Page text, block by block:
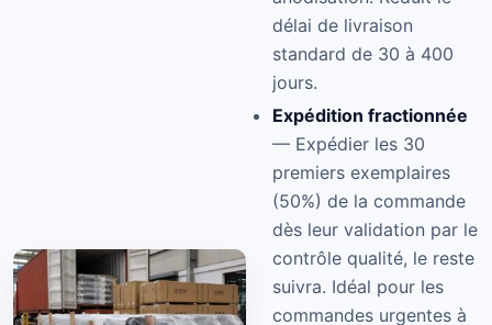
délai de livraison
standard de 30 à 400
jours.
Expédition fractionnée
— Expédier les 30
premiers exemplaires
(50%) de la commande
dès leur validation par le
contrôle qualité, le reste
suivra. Idéal pour les
commandes urgentes à